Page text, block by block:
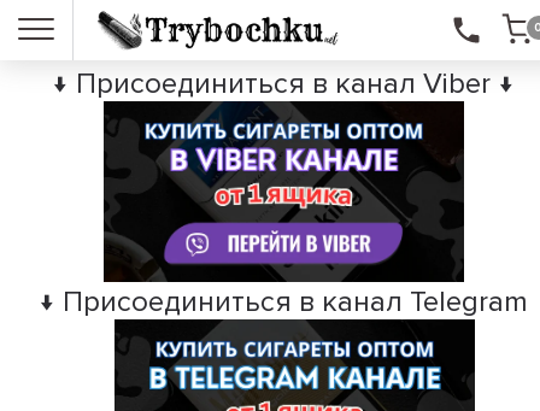
↓ Присоединиться в канал Viber ↓
↓ Присоединиться в канал Telegram